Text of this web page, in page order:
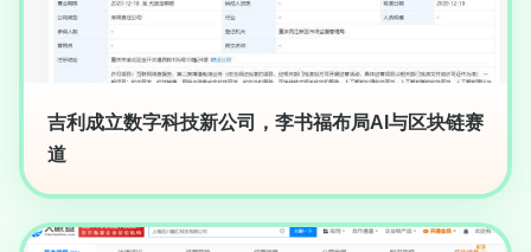
吉利成立数字科技新公司，李书福布局AI与区块链赛
道